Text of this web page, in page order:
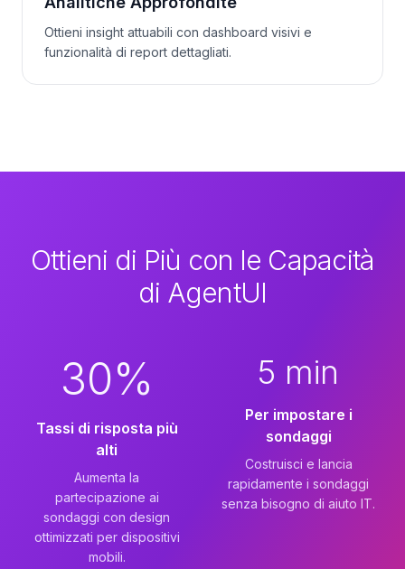
Ottieni insight attuabili con dashboard visivi e
funzionalità di report dettagliati.
Ottieni di Più con le Capacità
di AgentUI
30%
Tassi di risposta più
alti
Aumenta la
partecipazione ai
sondaggi con design
ottimizzati per dispositivi
mobili.
5 min
Per impostare i
sondaggi
Costruisci e lancia
rapidamente i sondaggi
senza bisogno di aiuto IT.